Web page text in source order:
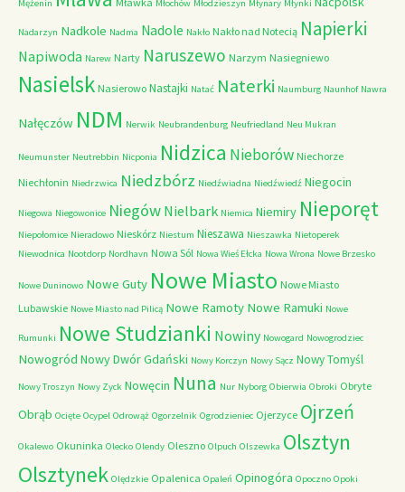
Mężenin Młochów Młodzieszyn Młynary Młynki
Nadarzyn Nadkole Nadma Nadole Nakło Nakło nad Notecią Napierki
Napiwoda Narew Narty Naruszewo Narzym Nasiegniewo
Nasielsk Nasierowo Nastajki Natać Naterki Naumburg Naunhof Nawra
Nałęczów NDM Nerwik Neubrandenburg Neufriedland Neu Mukran
Neumunster Neutrebbin Nicponia Nidzica Nieborów Niechorze
Niechłonin Niedrzwica Niedzbórz Niedźwiadna Niedźwiedź Niegocin
Niegowa Niegowonice Niegów Nielbark Niemica Niemiry Nieporęt
Niepołomice Nieradowo Nieskórz Niestum Nieszawa Nieszawka Nietoperek
Niewodnica Nootdorp Nordhavn Nowa Sól Nowa Wieś Ełcka Nowa Wrona Nowe Brzesko
Nowe Duninowo Nowe Guty Nowe Miasto Nowe Miasto
Lubawskie Nowe Miasto nad Pilicą Nowe Ramoty Nowe Ramuki Nowe
Rumunki Nowe Studzianki Nowiny Nowogard Nowogrodziec
Nowogród Nowy Dwór Gdański Nowy Korczyn Nowy Sącz Nowy Tomyśl
Nowy Troszyn Nowy Zyck Nowęcin Nuna Nur Nyborg Obierwia Obroki Obryte
Obrąb Ocięte Ocypel Odrowąż Ogorzelnik Ogrodzieniec Ojerzyce Ojrzeń
Okalewo Okuninka Olecko Olendy Oleszno Olpuch Olszewka Olsztyn
Olsztynek Olędzkie Opalenica Opaleń Opinogóra Opoczno Opoki